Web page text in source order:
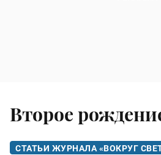
Второе
СТАТЬИ ЖУРНАЛА «ВОКРУГ